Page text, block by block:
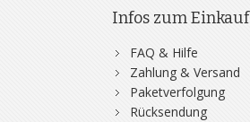
Infos zum Einkauf
FAQ & Hilfe
Zahlung & Versand
Paketverfolgung
Rücksendung